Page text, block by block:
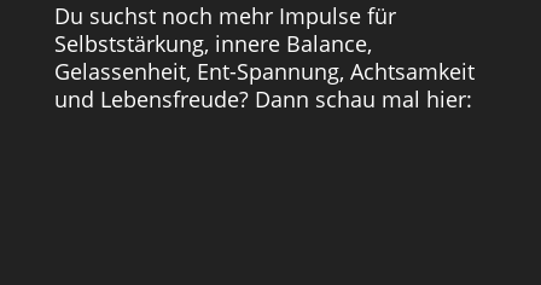
Du suchst noch mehr Impulse für
Selbststärkung, innere Balance,
Gelassenheit, Ent-Spannung, Achtsamkeit
und Lebensfreude? Dann schau mal hier: